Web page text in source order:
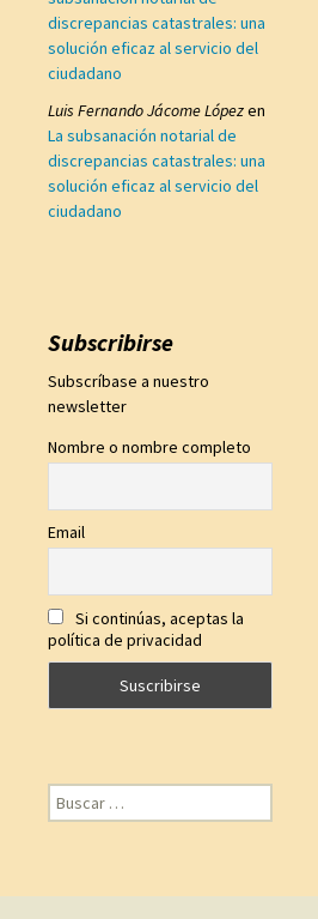
discrepancias catastrales: una
solución eficaz al servicio del
ciudadano
Luis Fernando Jácome Lópezen
La subsanación notarial de
discrepancias catastrales: una
solución eficaz al servicio del
ciudadano
Subscribirse
Subscríbase a nuestro
newsletter
Nombre o nombre completo
Email
Si continúas, aceptas la
política de privacidad
Buscar: